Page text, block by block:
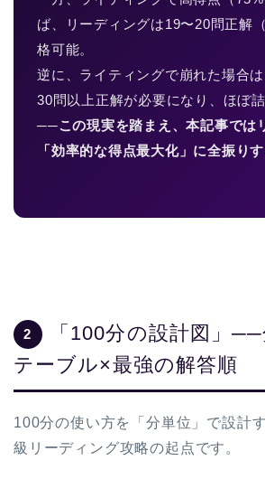
ば、リーディングは19〜20問正解
格可能。
逆に、ライティングで崩れた場合
30問以上正解が必要になり、ほぼ詰
──この現実を踏まえ、本記事では
「効率的な得点最大化」に全振りす
2
「100分の設計図」
テーブル×最強の解答順
100分の使い方を「分単位」で設計
級リーディング攻略の起点です。